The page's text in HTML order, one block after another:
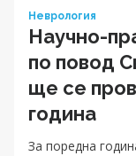
Неврология
Научно-
по повод
ще се
година
За поредна